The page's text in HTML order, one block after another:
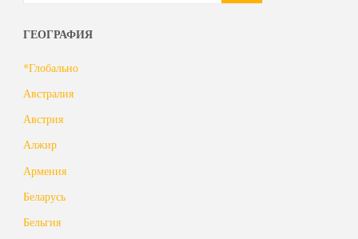
ГЕОГРАФИЯ
*Глобально
Австралия
Австрия
Алжир
Армения
Беларусь
Бельгия